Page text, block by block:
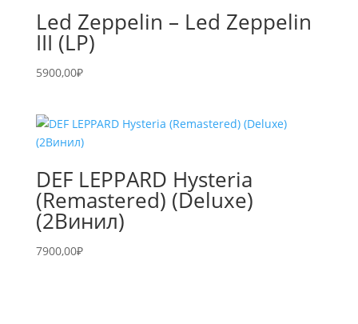
Led Zeppelin – Led Zeppelin
III (LP)
5900,00₽
DEF LEPPARD Hysteria
(Remastered) (Deluxe)
(2Винил)
7900,00₽